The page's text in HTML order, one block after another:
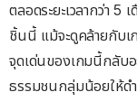
ตลอดระยะเวลากว่า
ชิ้นนี้ แม้จะดูคล้ายกับเ
จุดเด่นของเกมนี้กลับ
ธรรมชนกลุ่มน้อยให้ด